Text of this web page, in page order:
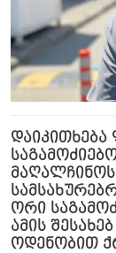
დაიკითხება
ორი
ამის
ოდენობით